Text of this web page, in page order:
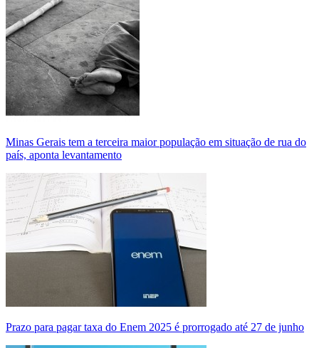
Minas Gerais tem a terceira maior população em situação de rua do
país, aponta levantamento
Prazo para pagar taxa do Enem 2025 é prorrogado até 27 de junho